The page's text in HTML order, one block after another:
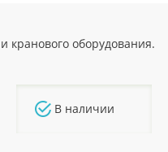
кранового оборудования.
В наличии